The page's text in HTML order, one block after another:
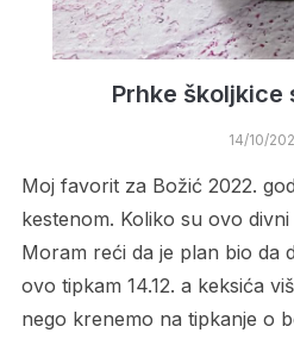
Prhke školjkice
14/10/
Moj favorit za Božić 2022.
kestenom. Koliko su ovo divni
Moram reći da je plan bio da
ovo tipkam 14.12. a keksića
nego krenemo na tipkanje o